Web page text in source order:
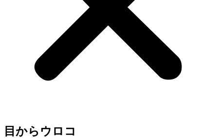
目からウロコ